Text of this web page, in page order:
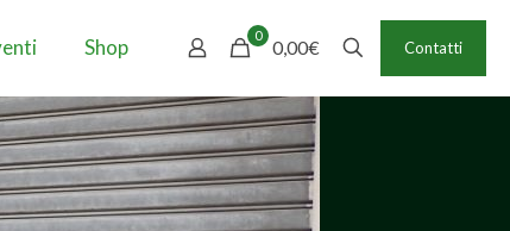
Shop 0
0,00€ Contatti